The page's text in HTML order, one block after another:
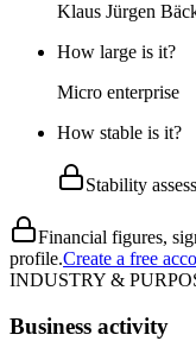
Klaus Jürgen
How large is it?
Micro enterprise
How stable is it?
Stability
Financial figures,
profile.Create a free
INDUSTRY &
Business activity